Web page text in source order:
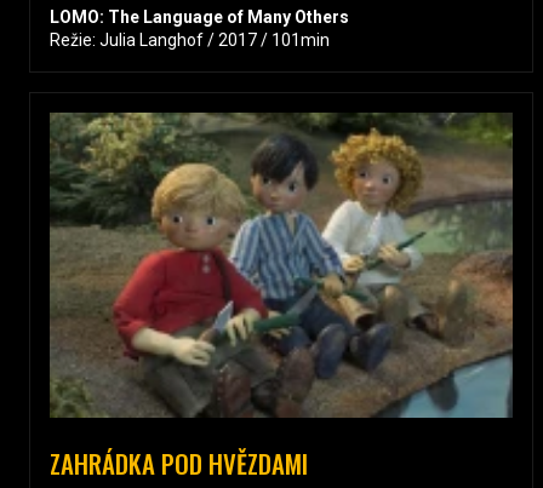
LOMO: The Language of Many Others
Režie: Julia Langhof / 2017 / 101min
ZAHRÁDKA POD HVĚZDAMI